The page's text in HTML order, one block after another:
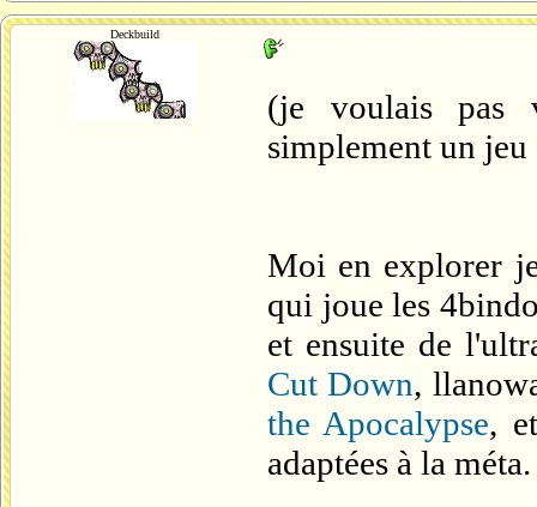
Deckbuild
(je voulais pas
simplement un jeu
Moi en explorer
qui joue les
et ensuite de
Cut Down,
the Apocalypse,
adaptées à la méta.